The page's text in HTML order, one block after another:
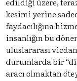
kesimi yerine
faydacılığına
insanlığın bu
uluslararası
durumlarda bir
aracı olmaktan